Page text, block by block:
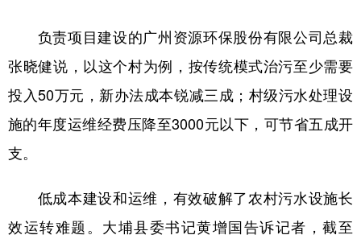
负责项目建设的广州资源环保股份有限公司总裁
张晓健说，以这个村为例，按传统模式治污至少需要
投入50万元，新办法成本锐减三成；村级污水处理设
施的年度运维经费压降至3000元以下，可节省五成开
支。
低成本建设和运维，有效破解了农村污水设施长
效运转难题。大埔县委书记黄增国告诉记者，截至